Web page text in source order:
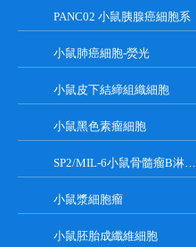
PANC02 小鼠胰腺癌細胞系
小鼠肺癌細胞-熒光
小鼠皮下結締組織細胞
小鼠黑色素瘤細胞
SP2/MIL-6小鼠骨髓瘤B淋巴懸浮細胞系
小鼠漿細胞瘤
小鼠胚胎成纖維細胞